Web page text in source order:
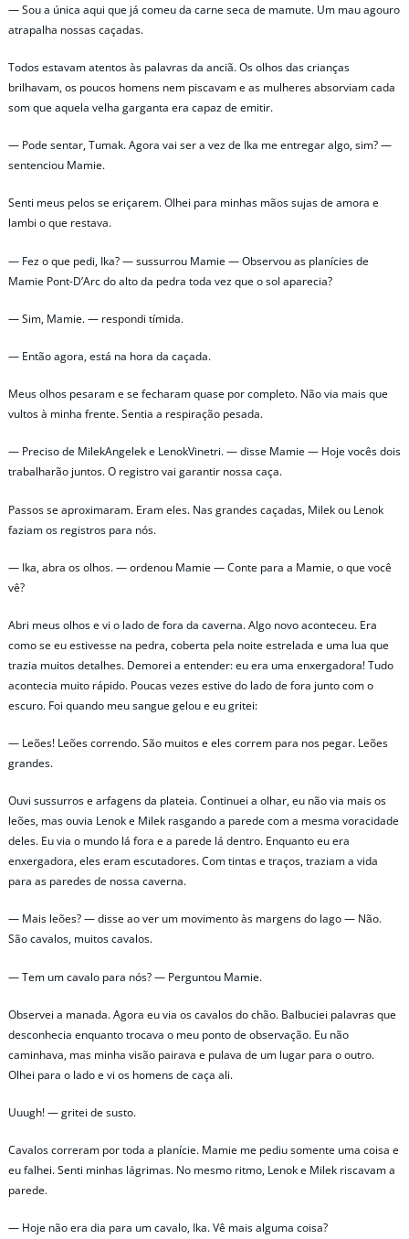
— Sou a única aqui que já comeu da carne seca de mamute. Um mau agouro
atrapalha nossas caçadas.
Todos estavam atentos às palavras da anciã. Os olhos das crianças
brilhavam, os poucos homens nem piscavam e as mulheres absorviam cada
som que aquela velha garganta era capaz de emitir.
— Pode sentar, Tumak. Agora vai ser a vez de Ika me entregar algo, sim? —
sentenciou Mamie.
Senti meus pelos se eriçarem. Olhei para minhas mãos sujas de amora e
lambi o que restava.
— Fez o que pedi, Ika? — sussurrou Mamie — Observou as planícies de
Mamie Pont-D’Arc do alto da pedra toda vez que o sol aparecia?
— Sim, Mamie. — respondi tímida.
— Então agora, está na hora da caçada.
Meus olhos pesaram e se fecharam quase por completo. Não via mais que
vultos à minha frente. Sentia a respiração pesada.
— Preciso de MilekAngelek e LenokVinetri. — disse Mamie — Hoje vocês dois
trabalharão juntos. O registro vai garantir nossa caça.
Passos se aproximaram. Eram eles. Nas grandes caçadas, Milek ou Lenok
faziam os registros para nós.
— Ika, abra os olhos. — ordenou Mamie — Conte para a Mamie, o que você
vê?
Abri meus olhos e vi o lado de fora da caverna. Algo novo aconteceu. Era
como se eu estivesse na pedra, coberta pela noite estrelada e uma lua que
trazia muitos detalhes. Demorei a entender: eu era uma enxergadora! Tudo
acontecia muito rápido. Poucas vezes estive do lado de fora junto com o
escuro. Foi quando meu sangue gelou e eu gritei:
— Leões! Leões correndo. São muitos e eles correm para nos pegar. Leões
grandes.
Ouvi sussurros e arfagens da plateia. Continuei a olhar, eu não via mais os
leões, mas ouvia Lenok e Milek rasgando a parede com a mesma voracidade
deles. Eu via o mundo lá fora e a parede lá dentro. Enquanto eu era
enxergadora, eles eram escutadores. Com tintas e traços, traziam a vida
para as paredes de nossa caverna.
— Mais leões? — disse ao ver um movimento às margens do lago — Não.
São cavalos, muitos cavalos.
— Tem um cavalo para nós? — Perguntou Mamie.
Observei a manada. Agora eu via os cavalos do chão. Balbuciei palavras que
desconhecia enquanto trocava o meu ponto de observação. Eu não
caminhava, mas minha visão pairava e pulava de um lugar para o outro.
Olhei para o lado e vi os homens de caça ali.
Uuugh! — gritei de susto.
Cavalos correram por toda a planície. Mamie me pediu somente uma coisa e
eu falhei. Senti minhas lágrimas. No mesmo ritmo, Lenok e Milek riscavam a
parede.
— Hoje não era dia para um cavalo, Ika. Vê mais alguma coisa?